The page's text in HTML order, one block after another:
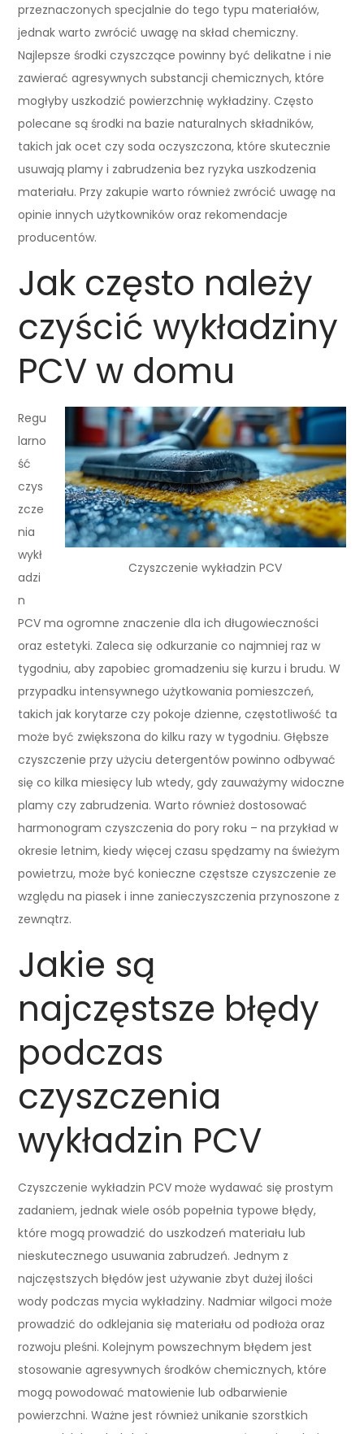
przeznaczonych specjalnie do tego typu materiałów,
jednak warto zwrócić uwagę na skład chemiczny.
Najlepsze środki czyszczące powinny być delikatne i nie
zawierać agresywnych substancji chemicznych, które
mogłyby uszkodzić powierzchnię wykładziny. Często
polecane są środki na bazie naturalnych składników,
takich jak ocet czy soda oczyszczona, które skutecznie
usuwają plamy i zabrudzenia bez ryzyka uszkodzenia
materiału. Przy zakupie warto również zwrócić uwagę na
opinie innych użytkowników oraz rekomendacje
producentów.
Jak często należy
czyścić wykładziny
PCV w domu
Czyszczenie wykładzin PCV
Regu
larno
ść
czys
zcze
nia
wykł
adzi
n
PCV ma ogromne znaczenie dla ich długowieczności
oraz estetyki. Zaleca się odkurzanie co najmniej raz w
tygodniu, aby zapobiec gromadzeniu się kurzu i brudu. W
przypadku intensywnego użytkowania pomieszczeń,
takich jak korytarze czy pokoje dzienne, częstotliwość ta
może być zwiększona do kilku razy w tygodniu. Głębsze
czyszczenie przy użyciu detergentów powinno odbywać
się co kilka miesięcy lub wtedy, gdy zauważymy widoczne
plamy czy zabrudzenia. Warto również dostosować
harmonogram czyszczenia do pory roku – na przykład w
okresie letnim, kiedy więcej czasu spędzamy na świeżym
powietrzu, może być konieczne częstsze czyszczenie ze
względu na piasek i inne zanieczyszczenia przynoszone z
zewnątrz.
Jakie są
najczęstsze błędy
podczas
czyszczenia
wykładzin PCV
Czyszczenie wykładzin PCV może wydawać się prostym
zadaniem, jednak wiele osób popełnia typowe błędy,
które mogą prowadzić do uszkodzeń materiału lub
nieskutecznego usuwania zabrudzeń. Jednym z
najczęstszych błędów jest używanie zbyt dużej ilości
wody podczas mycia wykładziny. Nadmiar wilgoci może
prowadzić do odklejania się materiału od podłoża oraz
rozwoju pleśni. Kolejnym powszechnym błędem jest
stosowanie agresywnych środków chemicznych, które
mogą powodować matowienie lub odbarwienie
powierzchni. Ważne jest również unikanie szorstkich